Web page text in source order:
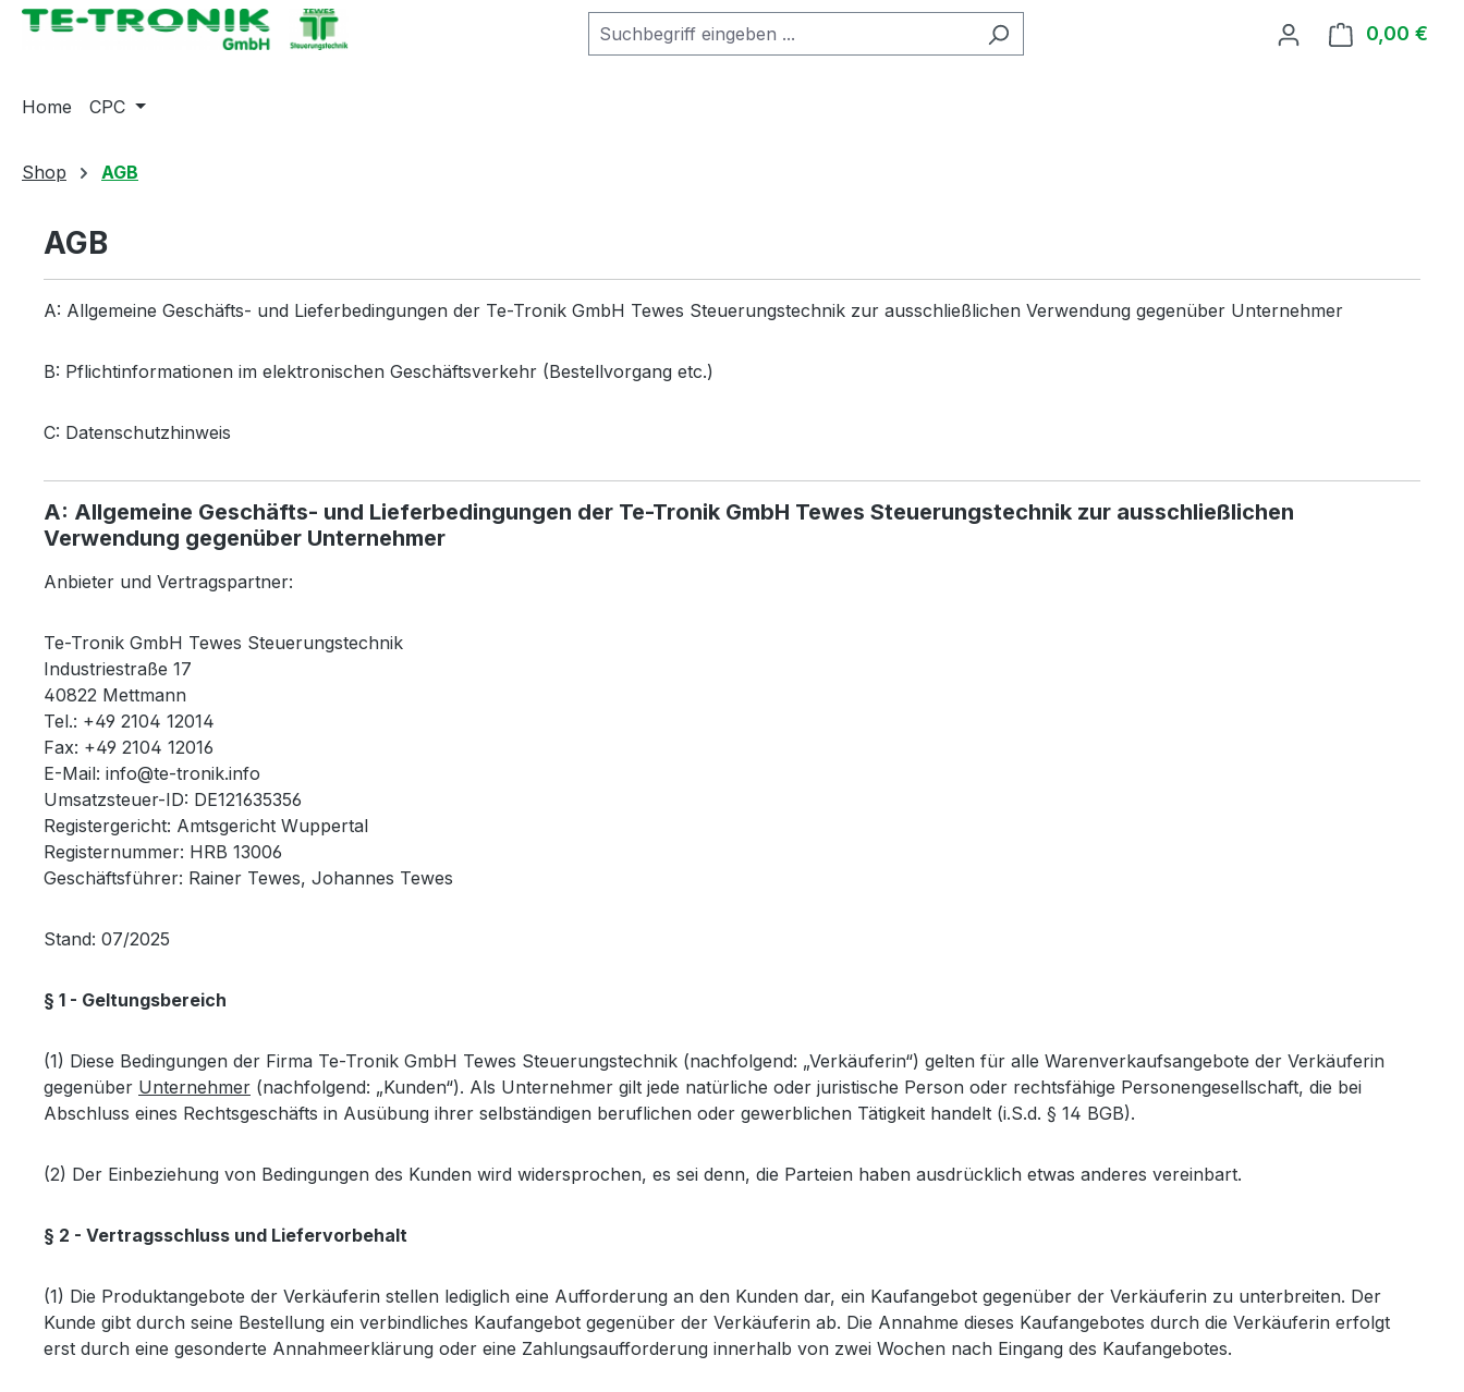
Zur Hauptnavigation springen 0,00 €
Home CPC
Shop AGB
AGB
A: Allgemeine Geschäfts- und Lieferbedingungen der Te-Tronik GmbH Tewes Steuerungstechnik zur ausschließlichen Verwendung gegenüber Unternehmer
B: Pflichtinformationen im elektronischen Geschäftsverkehr (Bestellvorgang etc.)
C: Datenschutzhinweis
A: Allgemeine Geschäfts- und Lieferbedingungen der Te-Tronik GmbH Tewes Steuerungstechnik zur ausschließlichen
Verwendung gegenüber Unternehmer
Anbieter und Vertragspartner:
Te-Tronik GmbH Tewes Steuerungstechnik
Industriestraße 17
40822 Mettmann
Tel.: +49 2104 12014
Fax: +49 2104 12016
E-Mail: info@te-tronik.info
Umsatzsteuer-ID: DE121635356
Registergericht: Amtsgericht Wuppertal
Registernummer: HRB 13006
Geschäftsführer: Rainer Tewes, Johannes Tewes
Stand: 07/2025
§ 1 - Geltungsbereich
(1) Diese Bedingungen der Firma Te-Tronik GmbH Tewes Steuerungstechnik (nachfolgend: „Verkäuferin“) gelten für alle Warenverkaufsangebote der Verkäuferin
gegenüber Unternehmer (nachfolgend: „Kunden“). Als Unternehmer gilt jede natürliche oder juristische Person oder rechtsfähige Personengesellschaft, die bei
Abschluss eines Rechtsgeschäfts in Ausübung ihrer selbständigen beruflichen oder gewerblichen Tätigkeit handelt (i.S.d. § 14 BGB).
(2) Der Einbeziehung von Bedingungen des Kunden wird widersprochen, es sei denn, die Parteien haben ausdrücklich etwas anderes vereinbart.
§ 2 - Vertragsschluss und Liefervorbehalt
(1) Die Produktangebote der Verkäuferin stellen lediglich eine Aufforderung an den Kunden dar, ein Kaufangebot gegenüber der Verkäuferin zu unterbreiten. Der
Kunde gibt durch seine Bestellung ein verbindliches Kaufangebot gegenüber der Verkäuferin ab. Die Annahme dieses Kaufangebotes durch die Verkäuferin erfolgt
erst durch eine gesonderte Annahmeerklärung oder eine Zahlungsaufforderung innerhalb von zwei Wochen nach Eingang des Kaufangebotes.